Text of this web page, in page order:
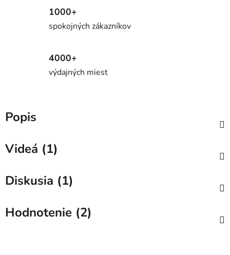
1000+
spokojných zákazníkov
4000+
výdajných miest
Popis
Videá (1)
Diskusia (1)
Hodnotenie (2)